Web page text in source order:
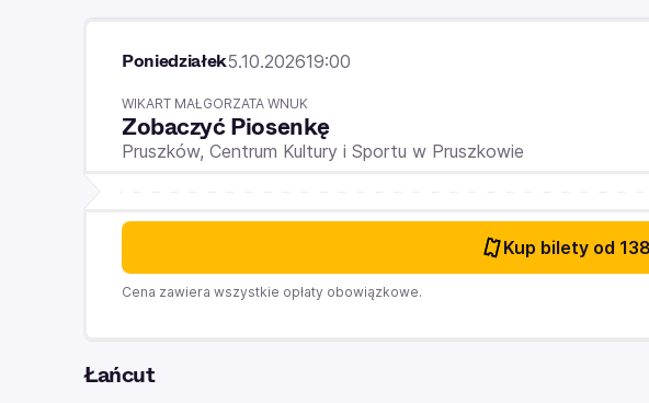
Poniedziałek5.10.202619:00
WIKART MAŁGORZATA WNUK
Zobaczyć Piosenkę
Pruszków, Centrum Kultury i Sportu w Pruszkowie
Kup bilety od
Cena zawiera wszystkie opłaty obowiązkowe.
Łańcut